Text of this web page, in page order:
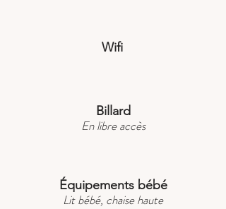
Wifi
Billard
En libre accès
Équipements bébé
Lit bébé, chaise haute